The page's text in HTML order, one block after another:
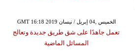
GMT 16:18 2019 الخميس ,04 إبريل / نيسان
تعمل جاهدًا على شق طريق جديدة وتعالج
المسائل الماضية